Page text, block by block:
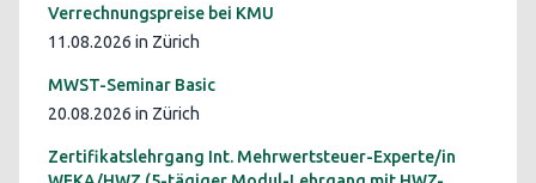
Verrechnungspreise bei KMU
11.08.2026 in Zürich
MWST-Seminar Basic
20.08.2026 in Zürich
Zertifikatslehrgang Int. Mehrwertsteuer-Experte/in